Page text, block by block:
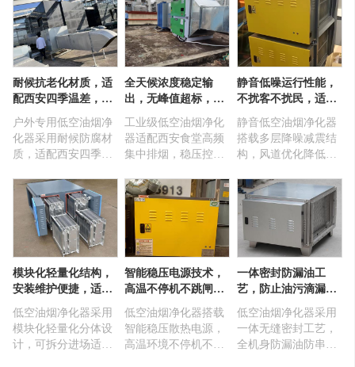
处理，实现了家庭室
内废气向室外零排
放，室内室外降低污
染，解决了厨房油烟
气体排放污染环境
的...
设备做工精良，采用
双电场静电吸附碳
化，并且有除味功能
资料完整齐全，助力
商户轻松通过环保、
消防、物业多重验
收。
子台账，适配西安连
锁餐饮多门店统一管
控，省心合规降本。
耐候抗老化材质，适
配西安四季温差，户
外露天安装不变形不
失效
户外专用低空油烟净
化器采用耐候防腐材
质，适配西安四季温
防尘抗老化，无惧日
晒雨淋风沙，长期户
外运行性能稳定，使
用寿命长效不缩水。
全天候浓度稳定输
出，无峰值超标，适
配西安食堂高频集中
排烟场景
工业级低空油烟净化
器适配西安食堂高频
集中排烟，稳压控流
候稳定低浓度排放，
高负荷运行性能不衰
减，资质齐全满足多
部门联合督查。
静音低噪运行性能，
不扰客不扰民，适配
西安商圈、居民区密
集门店
静音低空油烟净化器
搭载多层降噪减震结
构，风道优化降低气
噪，长效静音不衰
减，适配西安居民
区、商圈密集门店，
噪音扰民与客诉问
题。
模块化轻量化结构，
安装维护便捷，适配
西安狭小后厨改造场
景
低空油烟净化器采用
模块化轻量化分体设
计，可拆分进场适配
智能稳压电源技术，
高温不停机不跳闸，
适配西安后厨全天候
高负荷运转
低空油烟净化器搭载
智能稳压散热电源，
高温环境不停机不跳
一体密封防漏油工
艺，防止油污滴漏，
守护西安门店市容环
境
低空油烟净化器采用
一体无缝密封工艺，
全机身防漏油防串